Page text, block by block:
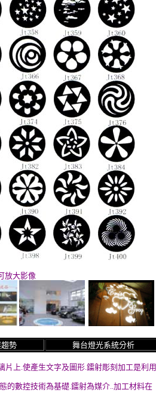
放大影像
勢 舞台燈光系統分析
片上.使產生文字及圖形.鐳射彫刻加工是利用
的數控技術為基礎.鐳射為媒介..加工材料在